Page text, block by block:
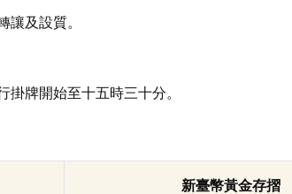
讓及設質。
掛牌開始至十五時三十分。
新臺幣黃金存摺